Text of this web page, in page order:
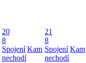
20
8
Spojení Kam
nechodí
21
8
Spojení Kam
nechodí